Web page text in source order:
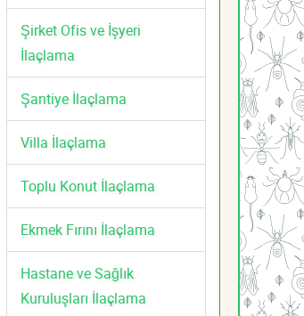
Şirket Ofis ve İşyeri
İlaçlama
Şantiye İlaçlama
Villa İlaçlama
Toplu Konut İlaçlama
Ekmek Fırını İlaçlama
Hastane ve Sağlık
Kuruluşları İlaçlama